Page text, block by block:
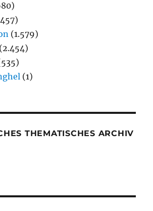
(1.579)
(2.454)
(1)
THEMATISCHES ARCHIV